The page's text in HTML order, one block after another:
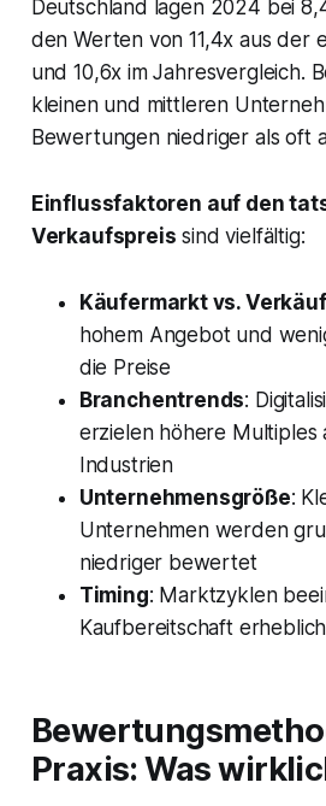
Deutschland lagen 2024 bei
den Werten von 11,4x aus der
und 10,6x im Jahresvergleich.
kleinen und mittleren
Bewertungen niedriger als oft
Einflussfaktoren auf den
Verkaufspreis sind vielfältig:
Käufermarkt vs.
hohem Angebot und
die Preise
Branchentrends:
erzielen höhere Multiples
Industrien
Unternehmensgröße:
Unternehmen werden
niedriger bewertet
Timing: Marktzyklen
Kaufbereitschaft erheblich
Praxis: Was